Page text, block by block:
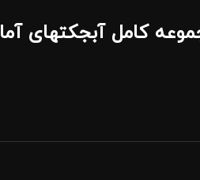
کامل آبجکتهای